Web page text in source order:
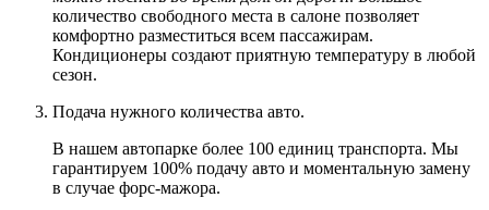
количество свободного места в салоне позволяет
комфортно разместиться всем пассажирам.
Кондиционеры создают приятную температуру в любой
сезон.
Подача нужного количества авто.
В нашем автопарке более 100 единиц транспорта. Мы
гарантируем 100% подачу авто и моментальную замену
в случае форс-мажора.